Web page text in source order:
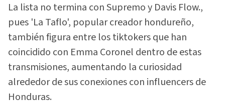
La lista no termina con Supremo y Davis Flow.,
pues 'La Taflo', popular creador hondureño,
también figura entre los tiktokers que han
coincidido con Emma Coronel dentro de estas
transmisiones, aumentando la curiosidad
alrededor de sus conexiones con influencers de
Honduras.